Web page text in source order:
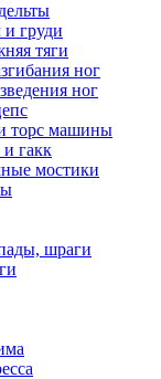
груди
тяги
ног
ног
торс машины
гакк
мостики
шраги